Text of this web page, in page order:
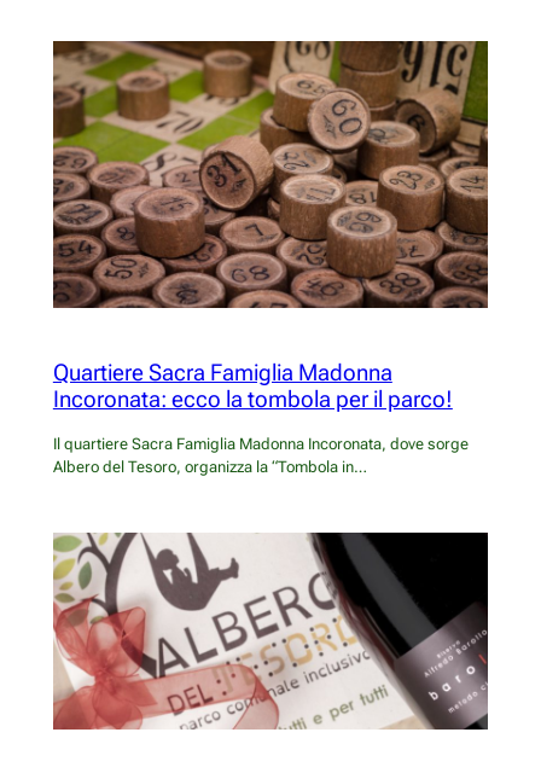
Quartiere Sacra Famiglia Madonna
Incoronata: ecco la tombola per il parco!
Il quartiere Sacra Famiglia Madonna Incoronata, dove sorge
Albero del Tesoro, organizza la “Tombola in…